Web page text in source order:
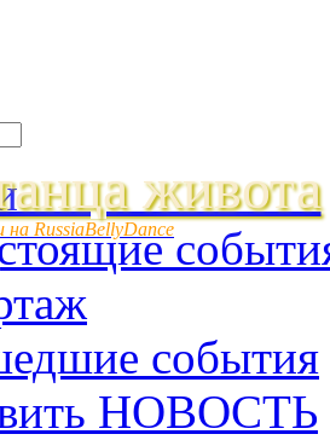
живота
на RussiaBellyDance
события
НОВОСТЬ